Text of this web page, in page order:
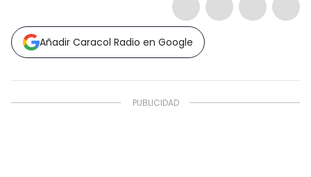
Añadir Caracol Radio en Google